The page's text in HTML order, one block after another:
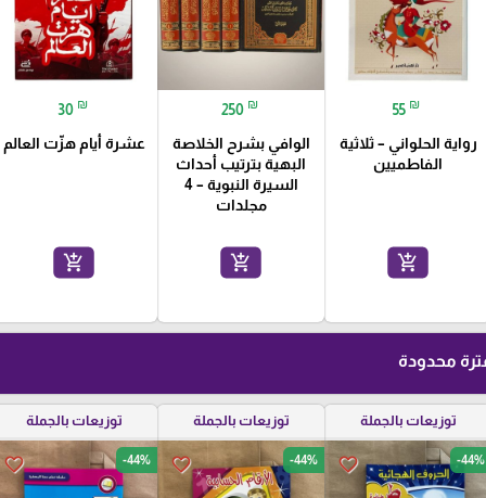
55 ₪
رواية الحلواني – ثلاثية
الفاطميين
add_shopping_cart
250 ₪
الوافي بشرح الخلاصة
البهية بترتيب أحداث
السيرة النبوية – 4
مجلدات
add_shopping_cart
30 ₪
عشرة أيام هزّت العالم
add_shopping_cart
محدودة
توزيعات بالجملة
favorite_border -44%
توزيعات بالجملة
favorite_border -44%
توزيعات بالجملة
favorite_border -44%